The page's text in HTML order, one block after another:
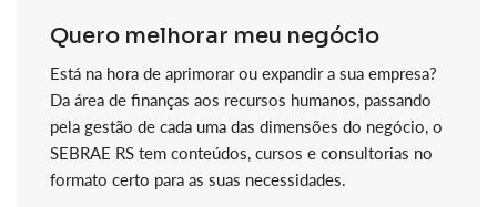
Quero melhorar meu negócio
Está na hora de aprimorar ou expandir a sua empresa?
Da área de finanças aos recursos humanos, passando
pela gestão de cada uma das dimensões do negócio, o
SEBRAE RS tem conteúdos, cursos e consultorias no
formato certo para as suas necessidades.